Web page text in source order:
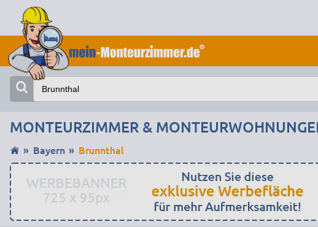
MONTEURZIMMER &
Bayern Brunnthal